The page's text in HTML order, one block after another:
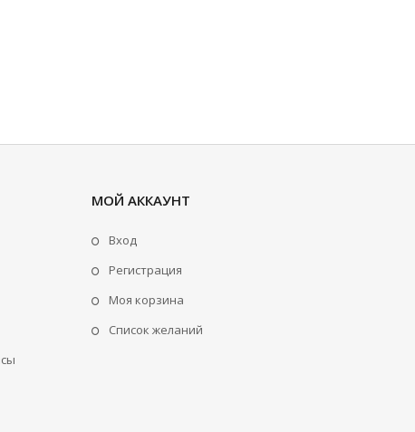
МОЙ АККАУНТ
Вход
Регистрация
Моя корзина
Cписок желаний